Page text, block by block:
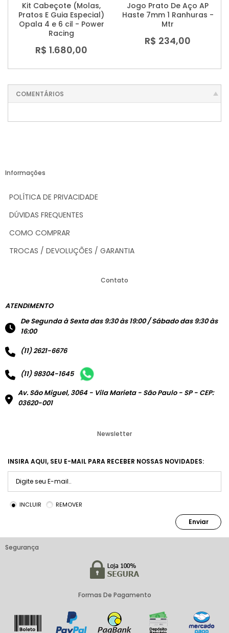
Kit Cabeçote (Molas,
Pratos E Guia Especial)
Opala 4 e 6 cil - Power
Racing
R$ 1.680,00
Jogo Prato De Aço AP
Haste 7mm 1 Ranhuras -
Mtr
R$ 234,00
COMENTÁRIOS
Informações
POLÍTICA DE PRIVACIDADE
DÚVIDAS FREQUENTES
COMO COMPRAR
TROCAS / DEVOLUÇÕES / GARANTIA
Contato
ATENDIMENTO
De Segunda à Sexta das 9:30 às 19:00 / Sábado das 9:30 às
16:00
(11) 2621-6676
(11) 98304-1645
Av. São Miguel, 3064 - Vila Marieta - São Paulo - SP - CEP:
03620-001
Newsletter
INSIRA AQUI, SEU E-MAIL PARA RECEBER NOSSAS NOVIDADES:
INCLUIR REMOVER
Enviar
Segurança
Formas De Pagamento